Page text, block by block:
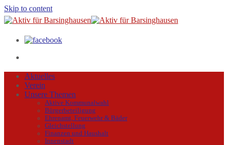
Skip to content
Aktuelles
Verein
Unsere Themen
Aktive Kommunalwahl
Bürgerbeteiligung
Ehrenamt, Feuerwehr & Bäder
Gleichstellung
Finanzen und Haushalt
Innenstadt